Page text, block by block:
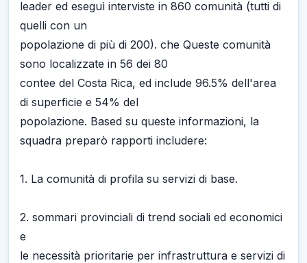
leader ed eseguì interviste in 860 comunità (tutti di
quelli con un
popolazione di più di 200). che Queste comunità
sono localizzate in 56 dei 80
contee del Costa Rica, ed include 96.5% dell'area
di superficie e 54% del
popolazione. Based su queste informazioni, la
squadra preparò rapporti includere:
1. La comunità di profila su servizi di base.
2. sommari provinciali di trend sociali ed economici
e
le necessità prioritarie per infrastruttura e servizi di